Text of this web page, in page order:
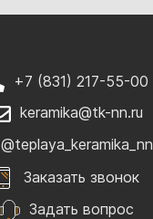
+7 (831) 217-55-00
keramika@tk-nn.ru
@teplaya_keramika_nn
Заказать звонок
Задать вопрос